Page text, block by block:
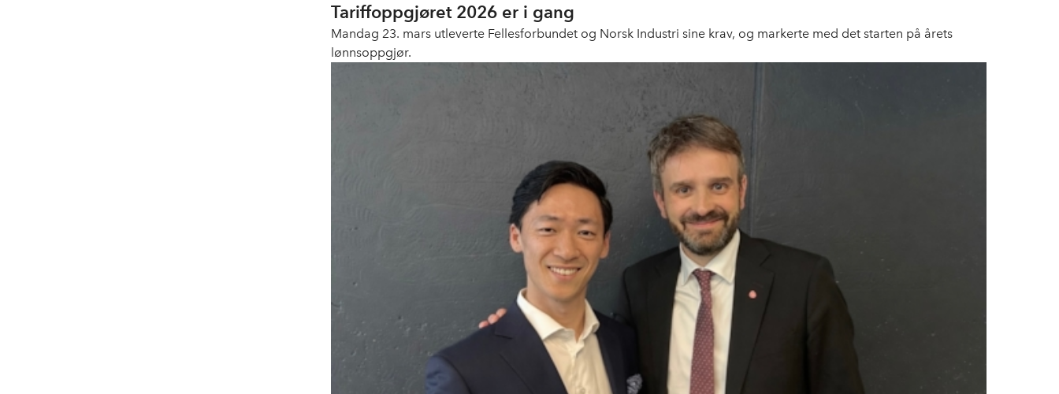
Tariffoppgjøret 2026 er i gang
Mandag 23. mars utleverte Fellesforbundet og Norsk Industri sine krav, og markerte med det starten på årets
lønnsoppgjør.